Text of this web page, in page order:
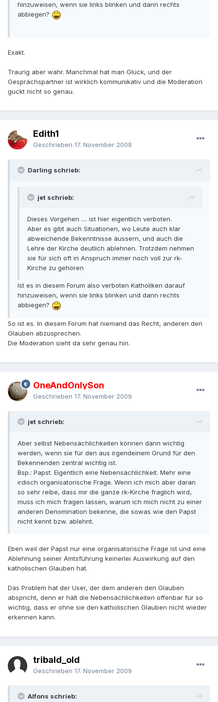
hinzuweisen, wenn sie links blinken und dann rechts
abbiegen?
Exakt.
Traurig aber wahr. Manchmal hat man Glück, und der
Gesprächspartner ist wirklich kommunikativ und die Moderation
guckt nicht so genau.
Edith1
Geschrieben 17. November 2009
Darling schrieb:
jet schrieb:
Dieses Vorgehen .... ist hier eigentlich verboten.
Aber es gibt auch Situationen, wo Leute auch klar
abweichende Bekenntnisse äussern, und auch die
Lehre der Kirche deutlich ablehnen. Trotzdem nehmen
sie für sich oft in Anspruch immer noch voll zur rk-
Kirche zu gehören
Ist es in diesem Forum also verboten Katholiken darauf
hinzuweisen, wenn sie links blinken und dann rechts
abbiegen?
So ist es. In diesem Forum hat niemand das Recht, anderen den
Glauben abzusprechen.
Die Moderation sieht da sehr genau hin.
OneAndOnlySon
Geschrieben 17. November 2009
jet schrieb:
Aber selbst Nebensächlichkeiten können dann wichtig
werden, wenn sie für den aus irgendeinem Grund für den
Bekennenden zentral wichtig ist.
Bsp.: Papst. Eigentlich eine Nebensächlichkeit. Mehr eine
irdisch organisatorische Frage. Wenn ich mich aber daran
so sehr reibe, dass mir die ganze rk-Kirche fraglich wird,
muss ich mich fragen lassen, warum ich mich nicht zu einer
anderen Denomination bekenne, die sowas wie den Papst
nicht kennt bzw. ablehnt.
Eben weil der Papst nur eine organisatorische Frage ist und eine
Ablehnung seiner Amtsführung keinerlei Auswirkung auf den
katholischen Glauben hat.
Das Problem hat der User, der dem anderen den Glauben
abspricht, denn er hält die Nebensächlichkeiten offenbar für so
wichtig, dass er ohne sie den katholischen Glauben nicht wieder
erkennen kann.
tribald_old
Geschrieben 17. November 2009
Alfons schrieb: